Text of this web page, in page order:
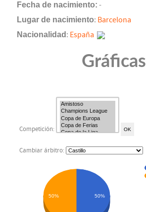
Fecha de nacimiento: -
Lugar de nacimiento: Barcelona
Nacionalidad : España
Gráficas
Competición:
Cambiar árbitro:
50% 50%